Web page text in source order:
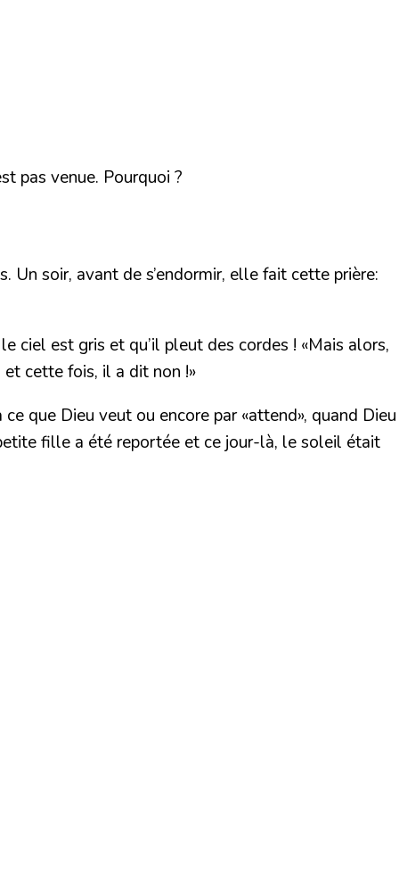
pas venue. Pourquoi ?
Un soir, avant de s’endormir, elle fait cette prière:
ciel est gris et qu’il pleut des cordes ! «Mais alors,
et cette fois, il a dit non !»
que Dieu veut ou encore par «attend», quand Dieu
fille a été reportée et ce jour-là, le soleil était